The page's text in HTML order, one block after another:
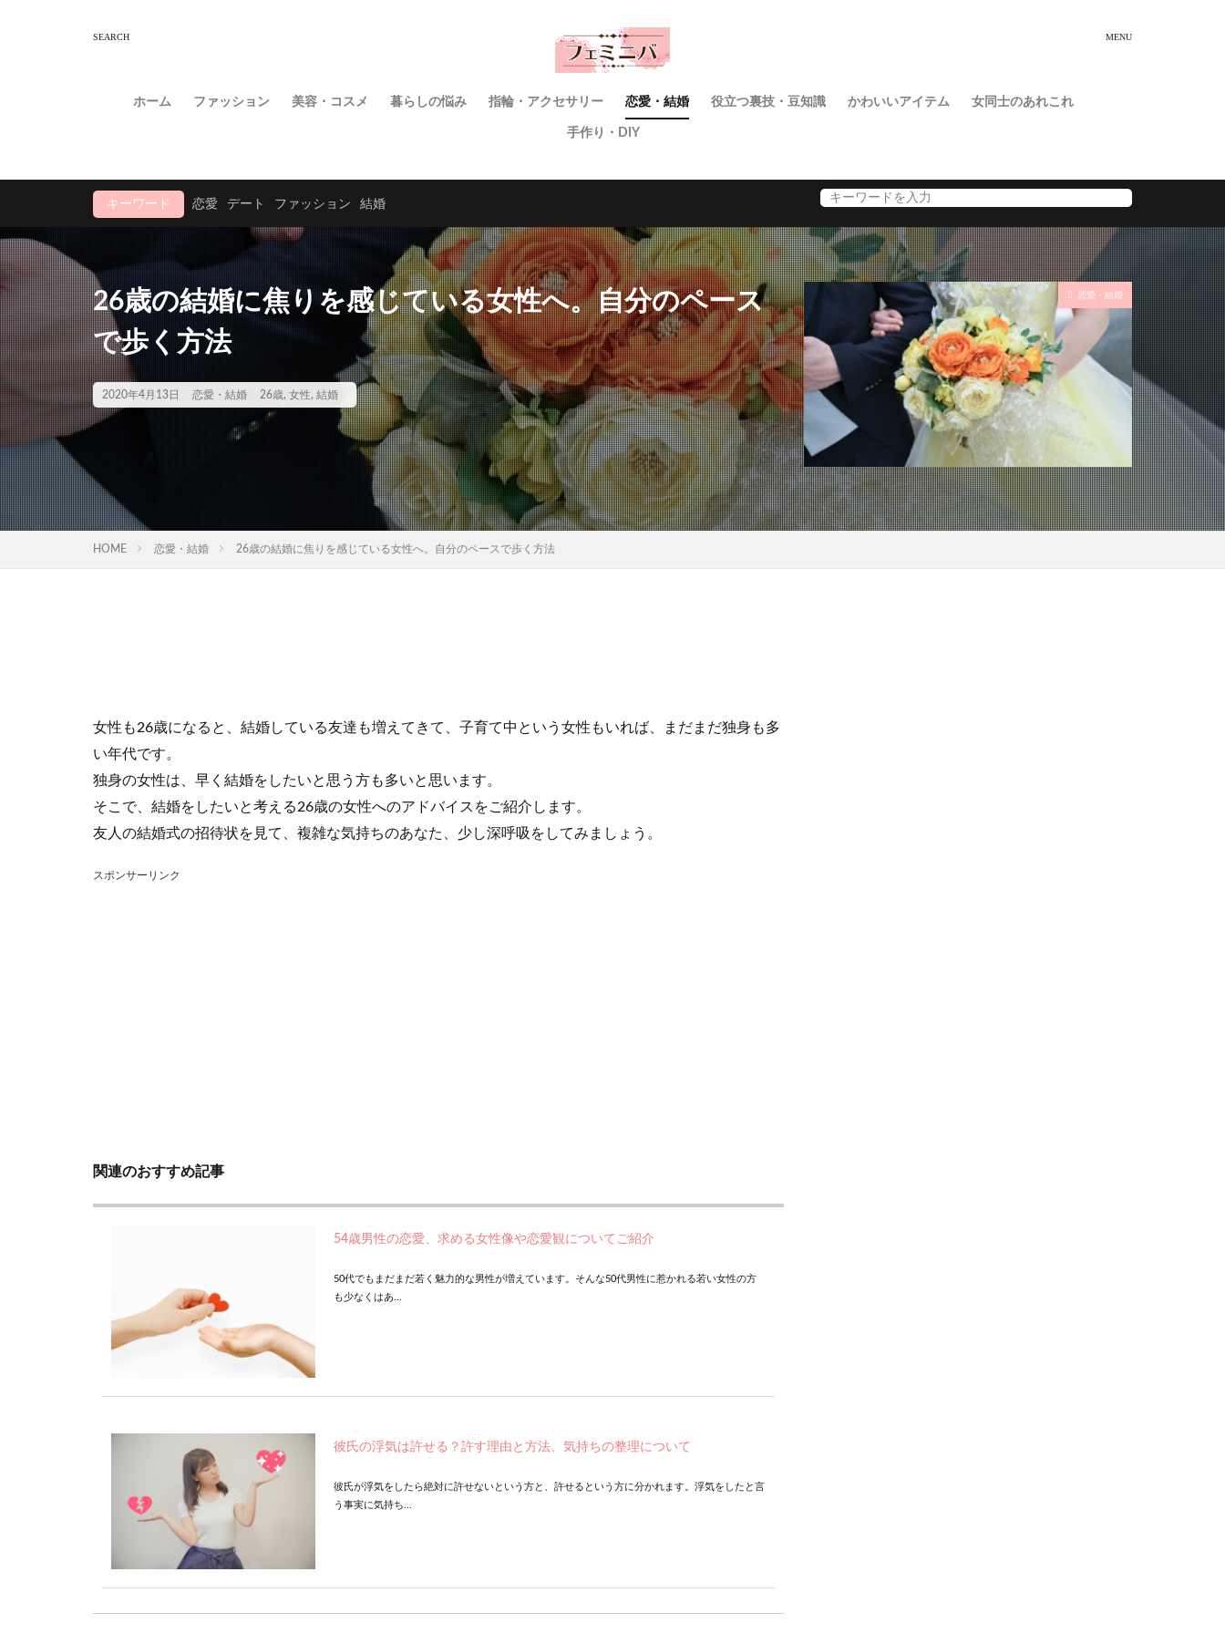
ホーム ファッション 美容・コスメ 暮らしの悩み 指輪・アクセサリー 恋愛・結婚 役立つ裏技・豆知識 かわいいアイテム 女同士のあれこれ
手作り・DIY
キーワード 恋愛 デート ファッション 結婚
26歳の結婚に焦りを感じている女性へ。自分のペース
で歩く方法
2020年4月13日 恋愛・結婚 26歳, 女性, 結婚
恋愛・結婚
HOME 恋愛・結婚 26歳の結婚に焦りを感じている女性へ。自分のペースで歩く方法
女性も26歳になると、結婚している友達も増えてきて、子育て中という女性もいれば、まだまだ独身も多
い年代です。
独身の女性は、早く結婚をしたいと思う方も多いと思います。
そこで、結婚をしたいと考える26歳の女性へのアドバイスをご紹介します。
友人の結婚式の招待状を見て、複雑な気持ちのあなた、少し深呼吸をしてみましょう。
スポンサーリンク
関連のおすすめ記事
54歳男性の恋愛、求める女性像や恋愛観についてご紹介
50代でもまだまだ若く魅力的な男性が増えています。そんな50代男性に惹かれる若い女性の方
も少なくはあ...
彼氏の浮気は許せる？許す理由と方法、気持ちの整理について
彼氏が浮気をしたら絶対に許せないという方と、許せるという方に分かれます。浮気をしたと言
う事実に気持ち...